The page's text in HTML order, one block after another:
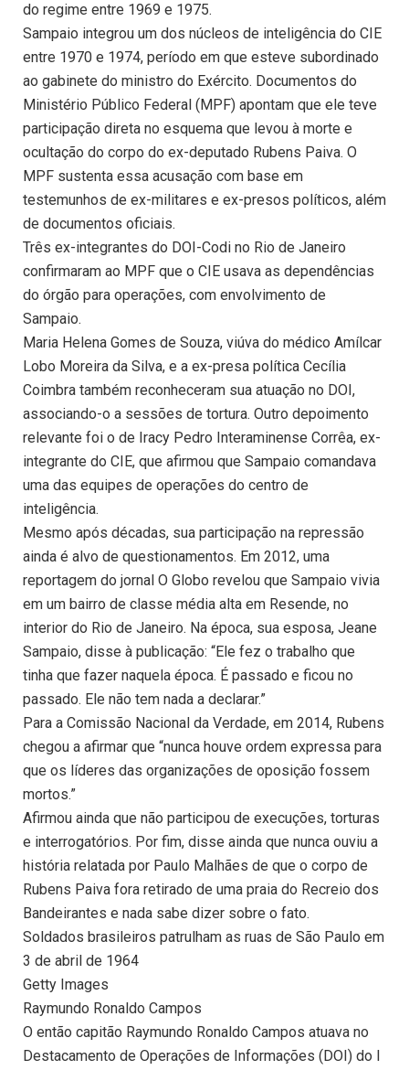
do regime entre 1969 e 1975.
Sampaio integrou um dos núcleos de inteligência do CIE
entre 1970 e 1974, período em que esteve subordinado
ao gabinete do ministro do Exército. Documentos do
Ministério Público Federal (MPF) apontam que ele teve
participação direta no esquema que levou à morte e
ocultação do corpo do ex-deputado Rubens Paiva. O
MPF sustenta essa acusação com base em
testemunhos de ex-militares e ex-presos políticos, além
de documentos oficiais.
Três ex-integrantes do DOI-Codi no Rio de Janeiro
confirmaram ao MPF que o CIE usava as dependências
do órgão para operações, com envolvimento de
Sampaio.
Maria Helena Gomes de Souza, viúva do médico Amílcar
Lobo Moreira da Silva, e a ex-presa política Cecília
Coimbra também reconheceram sua atuação no DOI,
associando-o a sessões de tortura. Outro depoimento
relevante foi o de Iracy Pedro Interaminense Corrêa, ex-
integrante do CIE, que afirmou que Sampaio comandava
uma das equipes de operações do centro de
inteligência.
Mesmo após décadas, sua participação na repressão
ainda é alvo de questionamentos. Em 2012, uma
reportagem do jornal O Globo revelou que Sampaio vivia
em um bairro de classe média alta em Resende, no
interior do Rio de Janeiro. Na época, sua esposa, Jeane
Sampaio, disse à publicação: “Ele fez o trabalho que
tinha que fazer naquela época. É passado e ficou no
passado. Ele não tem nada a declarar.”
Para a Comissão Nacional da Verdade, em 2014, Rubens
chegou a afirmar que “nunca houve ordem expressa para
que os líderes das organizações de oposição fossem
mortos.”
Afirmou ainda que não participou de execuções, torturas
e interrogatórios. Por fim, disse ainda que nunca ouviu a
história relatada por Paulo Malhães de que o corpo de
Rubens Paiva fora retirado de uma praia do Recreio dos
Bandeirantes e nada sabe dizer sobre o fato.
Soldados brasileiros patrulham as ruas de São Paulo em
3 de abril de 1964
Getty Images
Raymundo Ronaldo Campos
O então capitão Raymundo Ronaldo Campos atuava no
Destacamento de Operações de Informações (DOI) do I